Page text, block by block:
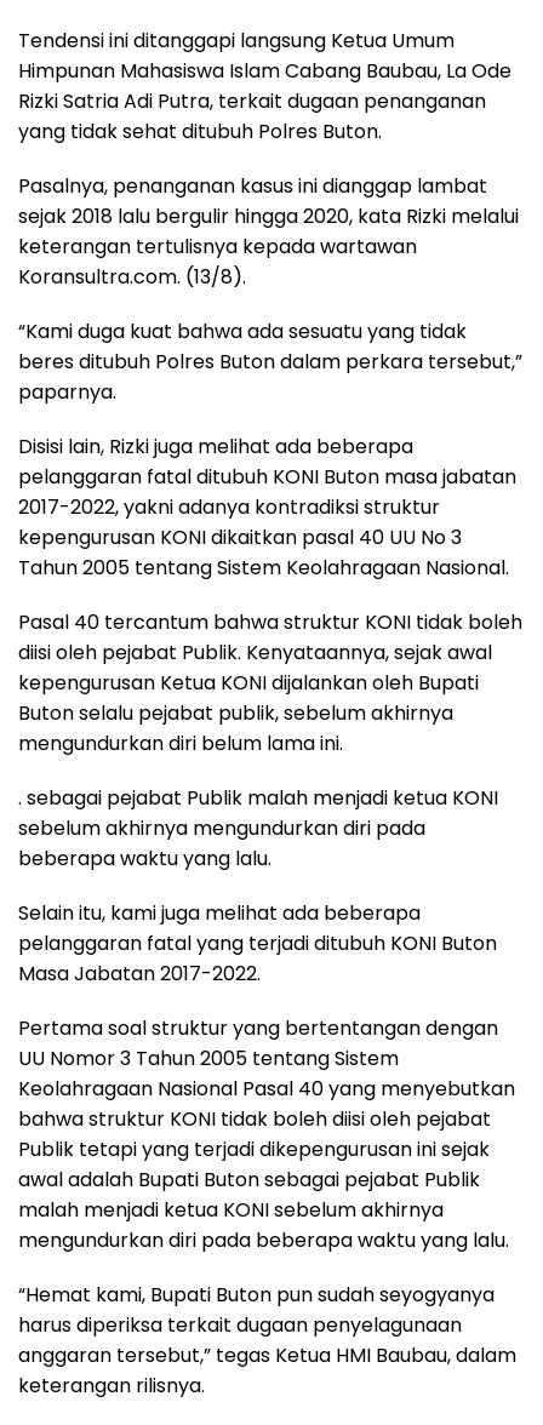
Tendensi ini ditanggapi langsung Ketua Umum
Himpunan Mahasiswa Islam Cabang Baubau, La Ode
Rizki Satria Adi Putra, terkait dugaan penanganan
yang tidak sehat ditubuh Polres Buton.
Pasalnya, penanganan kasus ini dianggap lambat
sejak 2018 lalu bergulir hingga 2020, kata Rizki melalui
keterangan tertulisnya kepada wartawan
Koransultra.com. (13/8).
“Kami duga kuat bahwa ada sesuatu yang tidak
beres ditubuh Polres Buton dalam perkara tersebut,”
paparnya.
Disisi lain, Rizki juga melihat ada beberapa
pelanggaran fatal ditubuh KONI Buton masa jabatan
2017-2022, yakni adanya kontradiksi struktur
kepengurusan KONI dikaitkan pasal 40 UU No 3
Tahun 2005 tentang Sistem Keolahragaan Nasional.
Pasal 40 tercantum bahwa struktur KONI tidak boleh
diisi oleh pejabat Publik. Kenyataannya, sejak awal
kepengurusan Ketua KONI dijalankan oleh Bupati
Buton selalu pejabat publik, sebelum akhirnya
mengundurkan diri belum lama ini.
. sebagai pejabat Publik malah menjadi ketua KONI
sebelum akhirnya mengundurkan diri pada
beberapa waktu yang lalu.
Selain itu, kami juga melihat ada beberapa
pelanggaran fatal yang terjadi ditubuh KONI Buton
Masa Jabatan 2017-2022.
Pertama soal struktur yang bertentangan dengan
UU Nomor 3 Tahun 2005 tentang Sistem
Keolahragaan Nasional Pasal 40 yang menyebutkan
bahwa struktur KONI tidak boleh diisi oleh pejabat
Publik tetapi yang terjadi dikepengurusan ini sejak
awal adalah Bupati Buton sebagai pejabat Publik
malah menjadi ketua KONI sebelum akhirnya
mengundurkan diri pada beberapa waktu yang lalu.
“Hemat kami, Bupati Buton pun sudah seyogyanya
harus diperiksa terkait dugaan penyelagunaan
anggaran tersebut,” tegas Ketua HMI Baubau, dalam
keterangan rilisnya.